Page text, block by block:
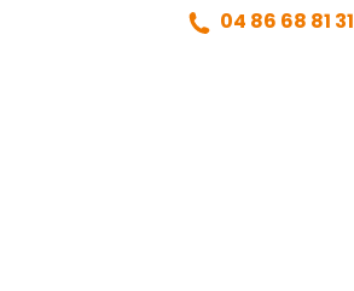
04 86 68 81 31